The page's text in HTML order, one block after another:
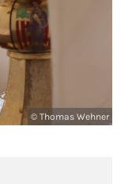
© Thomas Wehner